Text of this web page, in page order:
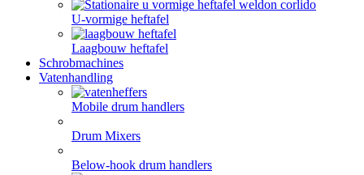
U-vormige heftafel
Laagbouw heftafel
Schrobmachines
Vatenhandling
Mobile drum handlers
Drum Mixers
Below-hook drum handlers